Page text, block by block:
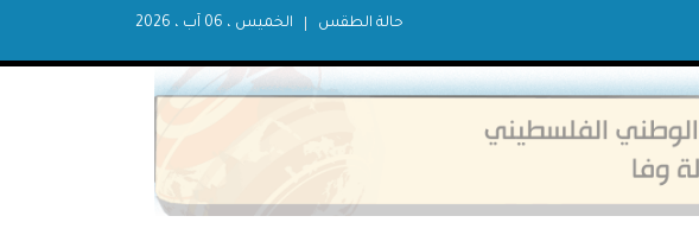
الخميس ، 06 آب ، 2026 حالة الطقس